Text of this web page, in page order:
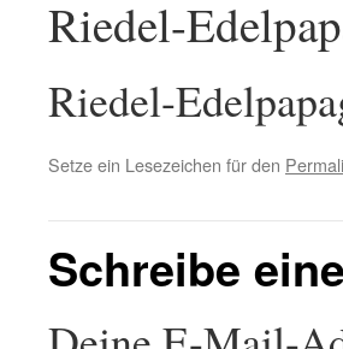
Riedel-
Riedel-
Setze ein Lesezeichen für den
Schreibe